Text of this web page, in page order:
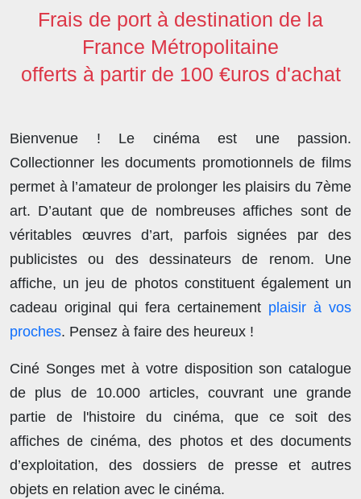
Frais de port à destination de la
France Métropolitaine
offerts à partir de 100 €uros d'achat
Bienvenue ! Le cinéma est une passion.
Collectionner les documents promotionnels de films
permet à l’amateur de prolonger les plaisirs du 7ème
art. D’autant que de nombreuses affiches sont de
véritables œuvres d’art, parfois signées par des
publicistes ou des dessinateurs de renom. Une
affiche, un jeu de photos constituent également un
cadeau original qui fera certainement plaisir à vos
proches. Pensez à faire des heureux !
Ciné Songes met à votre disposition son catalogue
de plus de 10.000 articles, couvrant une grande
partie de l'histoire du cinéma, que ce soit des
affiches de cinéma, des photos et des documents
d’exploitation, des dossiers de presse et autres
objets en relation avec le cinéma.